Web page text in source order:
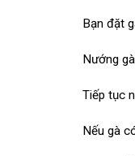
Bạn đặt
Nướng
Tiếp tục
Nếu gà